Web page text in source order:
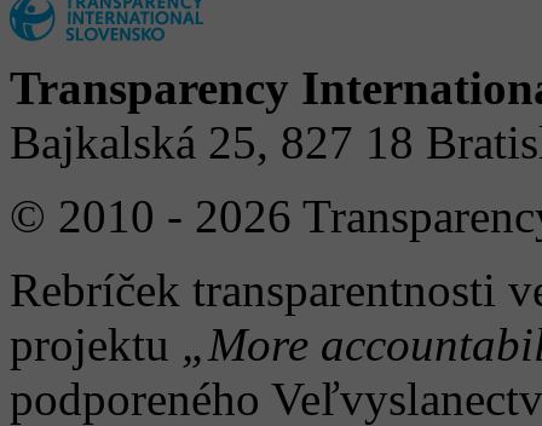
Transparency
Bajkalská 25, 827 18
© 2010 - 2026
Rebríček transparentnosti
projektu „More
podporeného